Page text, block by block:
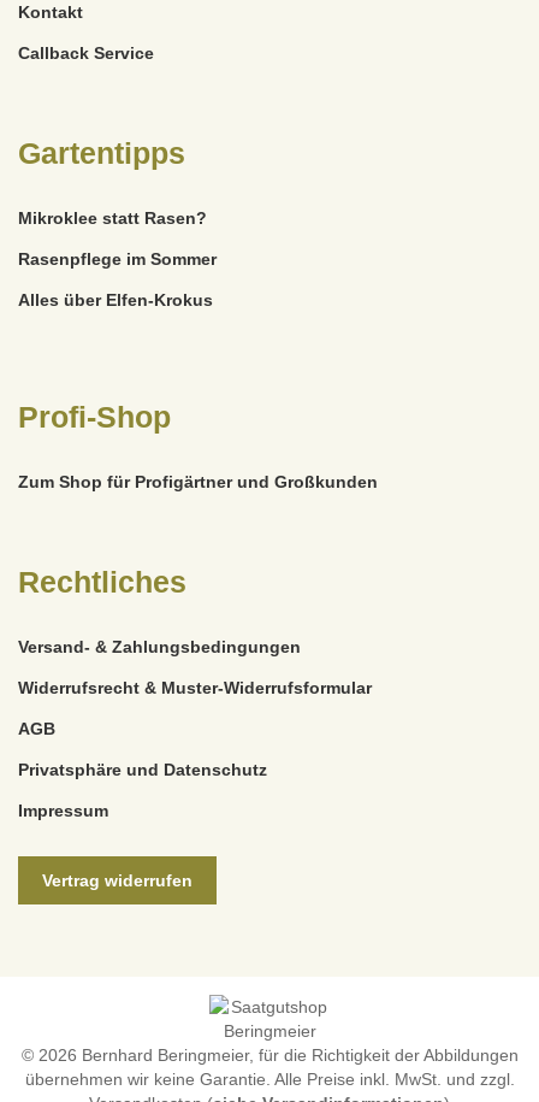
Kontakt
Callback Service
Gartentipps
Mikroklee statt Rasen?
Rasenpflege im Sommer
Alles über Elfen-Krokus
Profi-Shop
Zum Shop für Profigärtner und Großkunden
Rechtliches
Versand- & Zahlungsbedingungen
Widerrufsrecht & Muster-Widerrufsformular
AGB
Privatsphäre und Datenschutz
Impressum
Vertrag widerrufen
© 2026 Bernhard Beringmeier, für die Richtigkeit der Abbildungen
übernehmen wir keine Garantie. Alle Preise inkl. MwSt. und zzgl.